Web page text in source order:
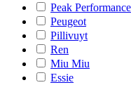
Peak Performance
Peugeot
Pillivuyt
Ren
Miu Miu
Essie